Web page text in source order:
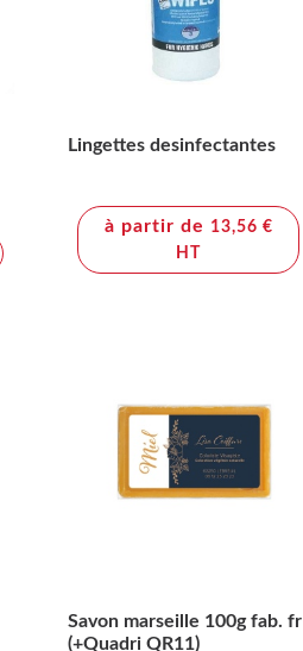
Lingettes desinfectantes
à partir de 13,56 €
HT
Savon marseille 100g fab. fr
(+Quadri QR11)